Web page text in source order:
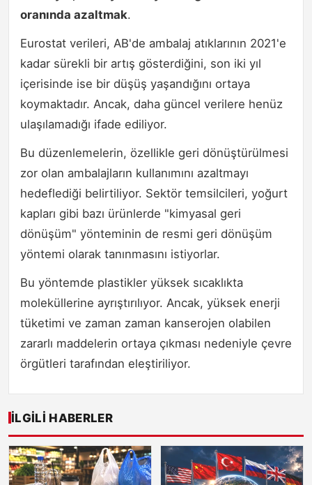
oranında azaltmak.
Eurostat verileri, AB'de ambalaj atıklarının 2021'e
kadar sürekli bir artış gösterdiğini, son iki yıl
içerisinde ise bir düşüş yaşandığını ortaya
koymaktadır. Ancak, daha güncel verilere henüz
ulaşılamadığı ifade ediliyor.
Bu düzenlemelerin, özellikle geri dönüştürülmesi
zor olan ambalajların kullanımını azaltmayı
hedeflediği belirtiliyor. Sektör temsilcileri, yoğurt
kapları gibi bazı ürünlerde "kimyasal geri
dönüşüm" yönteminin de resmi geri dönüşüm
yöntemi olarak tanınmasını istiyorlar.
Bu yöntemde plastikler yüksek sıcaklıkta
moleküllerine ayrıştırılıyor. Ancak, yüksek enerji
tüketimi ve zaman zaman kanserojen olabilen
zararlı maddelerin ortaya çıkması nedeniyle çevre
örgütleri tarafından eleştiriliyor.
İLGILI HABERLER